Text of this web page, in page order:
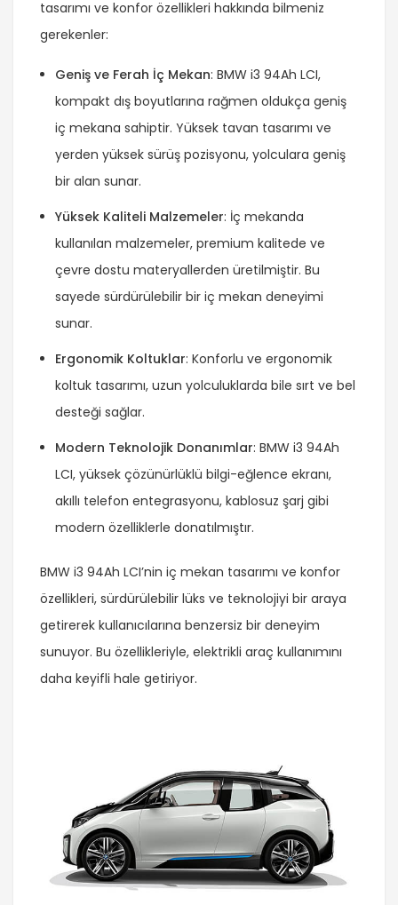
tasarımı ve konfor özellikleri hakkında bilmeniz
gerekenler:
Geniş ve Ferah İç Mekan: BMW i3 94Ah LCI,
kompakt dış boyutlarına rağmen oldukça geniş
iç mekana sahiptir. Yüksek tavan tasarımı ve
yerden yüksek sürüş pozisyonu, yolculara geniş
bir alan sunar.
Yüksek Kaliteli Malzemeler: İç mekanda
kullanılan malzemeler, premium kalitede ve
çevre dostu materyallerden üretilmiştir. Bu
sayede sürdürülebilir bir iç mekan deneyimi
sunar.
Ergonomik Koltuklar: Konforlu ve ergonomik
koltuk tasarımı, uzun yolculuklarda bile sırt ve bel
desteği sağlar.
Modern Teknolojik Donanımlar: BMW i3 94Ah
LCI, yüksek çözünürlüklü bilgi-eğlence ekranı,
akıllı telefon entegrasyonu, kablosuz şarj gibi
modern özelliklerle donatılmıştır.
BMW i3 94Ah LCI’nin iç mekan tasarımı ve konfor
özellikleri, sürdürülebilir lüks ve teknolojiyi bir araya
getirerek kullanıcılarına benzersiz bir deneyim
sunuyor. Bu özellikleriyle, elektrikli araç kullanımını
daha keyifli hale getiriyor.